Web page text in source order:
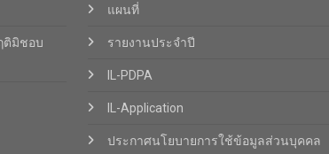
ติมิชอบ
แผนที่
รายงานประจำปี
IL-PDPA
IL-Application
ประกาศนโยบายการใช้ข้อมูลส่วนบุคคล